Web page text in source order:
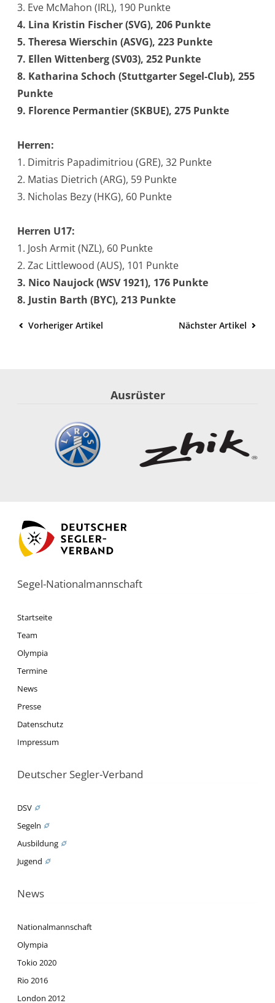
3. Eve McMahon (IRL), 190 Punkte
4. Lina Kristin Fischer (SVG), 206 Punkte
5. Theresa Wierschin (ASVG), 223 Punkte
7. Ellen Wittenberg (SV03), 252 Punkte
8. Katharina Schoch (Stuttgarter Segel-Club), 255
Punkte
9. Florence Permantier (SKBUE), 275 Punkte
Herren:
1. Dimitris Papadimitriou (GRE), 32 Punkte
2. Matias Dietrich (ARG), 59 Punkte
3. Nicholas Bezy (HKG), 60 Punkte
Herren U17:
1. Josh Armit (NZL), 60 Punkte
2. Zac Littlewood (AUS), 101 Punkte
3. Nico Naujock (WSV 1921), 176 Punkte
8. Justin Barth (BYC), 213 Punkte
Vorheriger Artikel Nächster Artikel
Ausrüster
Segel-Nationalmannschaft
Startseite
Team
Olympia
Termine
News
Presse
Datenschutz
Impressum
Deutscher Segler-Verband
DSV
Segeln
Ausbildung
Jugend
News
Nationalmannschaft
Olympia
Tokio 2020
Rio 2016
London 2012